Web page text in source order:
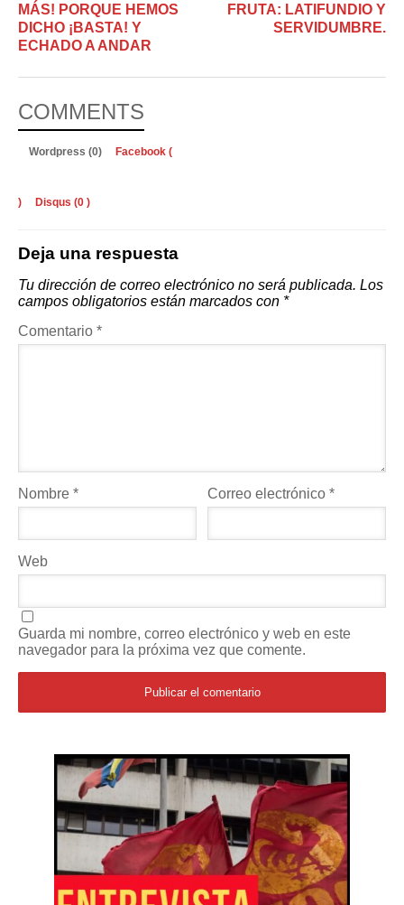
MÁS! PORQUE HEMOS
DICHO ¡BASTA! Y
ECHADO A ANDAR
FRUTA: LATIFUNDIO Y
SERVIDUMBRE.
COMMENTS
Wordpress (0) Facebook (
) Disqus (0 )
Deja una respuesta
Tu dirección de correo electrónico no será publicada. Los
campos obligatorios están marcados con *
Comentario *
Nombre * Correo electrónico*
Web
Guarda mi nombre, correo electrónico y web en este
navegador para la próxima vez que comente.